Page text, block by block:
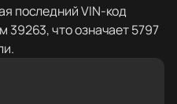
последний VIN-код
39263, что означает 5797